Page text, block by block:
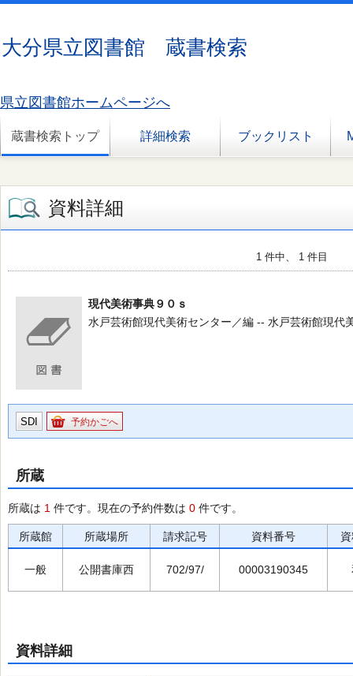
大分県立図書館 蔵書検索
県立図書館ホームページへ
蔵書検索トップ 詳細検索 ブックリスト
資料詳細
1 件中、 1 件目
現代美術事典９０ｓ
水戸芸術館現代美術センター／編 -- 水戸芸術館現代
SDI 予約かごへ
所蔵
所蔵は 1 件です。現在の予約件数は 0 件です。
所蔵館 所蔵場所 請求記号 資料番号
一般 公開書庫西 702/97/ 00003190345
資料詳細